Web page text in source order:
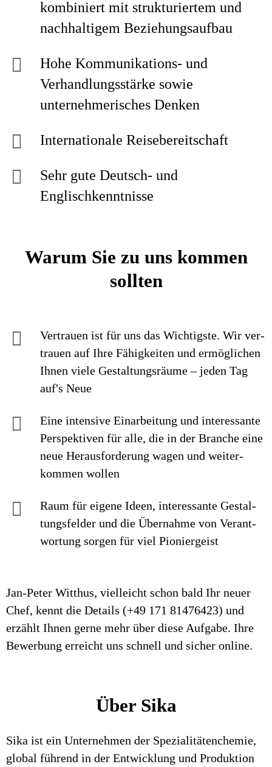
kombiniert mit strukturiertem und
nachhaltigem Beziehungsaufbau
Hohe Kommunikations- und
Verhandlungsstärke sowie
unternehmerisches Denken
Internationale Reisebereitschaft
Sehr gute Deutsch- und
Englischkenntnisse
Warum Sie zu uns kommen
sollten
Vertrauen ist für uns das Wichtigste. Wir ver­
trauen auf Ihre Fähig­keiten und ermög­lichen
Ihnen viele Gestaltungs­räume – jeden Tag
auf's Neue
Eine intensive Einarbei­tung und interes­sante
Perspek­tiven für alle, die in der Branche eine
neue Heraus­forderung wagen und weiter­
kommen wollen
Raum für eigene Ideen, inte­res­sante Ge­stal­
tungs­felder und die Über­nahme von Ver­ant­
wor­tung sorgen für viel Pionier­geist
Jan-Peter Witthus, vielleicht schon bald Ihr neuer
Chef, kennt die Details (+49 171 81476423) und
erzählt Ihnen gerne mehr über diese Aufgabe. Ihre
Bewerbung erreicht uns schnell und sicher online.
Über Sika
Sika ist ein Unternehmen der Spezialitätenchemie,
global führend in der Entwicklung und Produktion